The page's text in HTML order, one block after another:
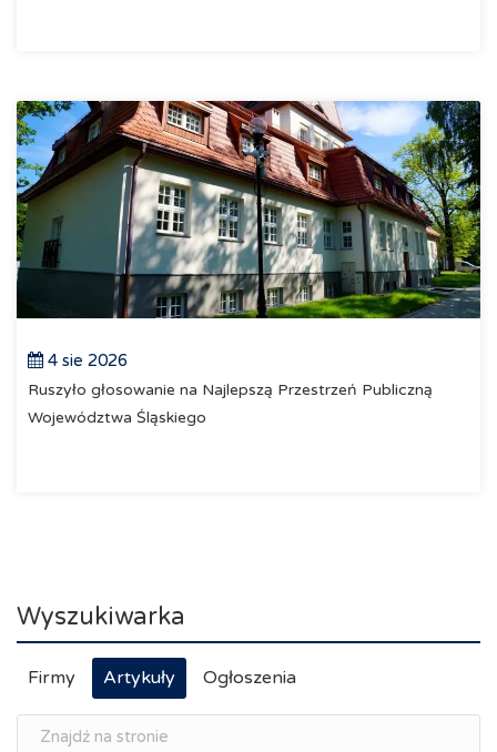
4 sie 2026
Ruszyło głosowanie na Najlepszą Przestrzeń Publiczną
Województwa Śląskiego
Wyszukiwarka
Firmy Artykuły Ogłoszenia